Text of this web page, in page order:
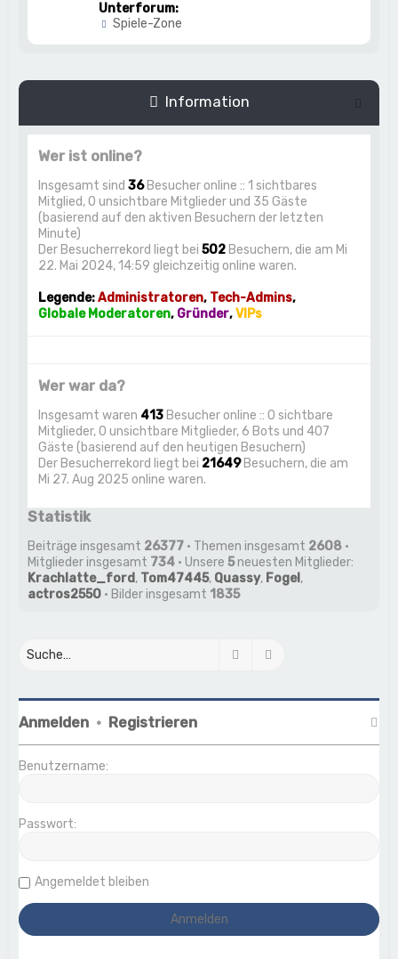
Unterforum:
Spiele-Zone
Information
Wer ist online?
Insgesamt sind36Besucher online :: 1 sichtbares
Mitglied, 0 unsichtbare Mitglieder und 35 Gäste
(basierend auf den aktiven Besuchern der letzten
Minute)
Der Besucherrekord liegt bei502 Besuchern, die am Mi
22. Mai 2024, 14:59 gleichzeitig online waren.
Legende:Administratoren, Tech-Admins,
Globale Moderatoren, Gründer,VIPs
Wer war da?
Insgesamt waren 413 Besucher online :: 0 sichtbare
Mitglieder, 0 unsichtbare Mitglieder, 6 Bots und 407
Gäste (basierend auf den heutigen Besuchern)
Der Besucherrekord liegt bei 21649Besuchern, die am
Mi 27. Aug 2025 online waren.
Statistik
Beiträge insgesamt 26377 • Themen insgesamt 2608 •
Mitglieder insgesamt 734 • Unsere5neuesten Mitglieder:
Krachlatte_ford, Tom47445, Quassy, Fogel ,
actros2550 • Bilder insgesamt 1835
Suche
Anmelden • Registrieren
Benutzername:
Passwort:
Angemeldet bleiben